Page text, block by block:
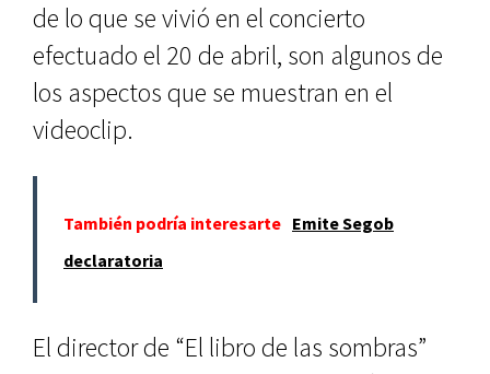
de lo que se vivió en el concierto
efectuado el 20 de abril, son algunos de
los aspectos que se muestran en el
videoclip.
También podría interesarte Emite Segob
declaratoria
El director de “El libro de las sombras”